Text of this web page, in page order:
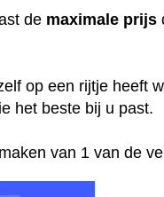
de maximale prijs
op een rijtje heeft
het beste bij u past.
van 1 van de